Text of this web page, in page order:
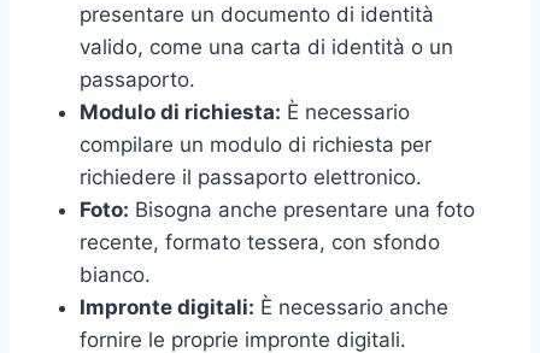
presentare un documento di identità
valido, come una carta di identità o un
passaporto.
Modulo di richiesta: È necessario
compilare un modulo di richiesta per
richiedere il passaporto elettronico.
Foto: Bisogna anche presentare una foto
recente, formato tessera, con sfondo
bianco.
Impronte digitali: È necessario anche
fornire le proprie impronte digitali.